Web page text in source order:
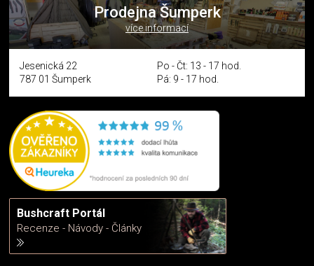
Prodejna Šumperk
více informací
Jesenická 22
787 01 Šumperk
Po - Čt: 13 - 17 hod.
Pá: 9 - 17 hod.
Bushcraft Portál
Recenze - Návody - Články